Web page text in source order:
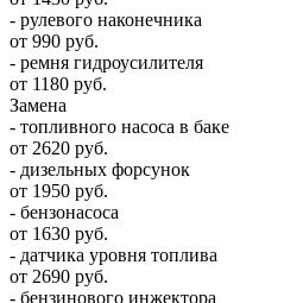
- рулевого наконечника
от 990 руб.
- ремня гидроусилителя
от 1180 руб.
Замена
- топливного насоса в баке
от 2620 руб.
- дизельных форсунок
от 1950 руб.
- бензонасоса
от 1630 руб.
- датчика уровня топлива
от 2690 руб.
- бензинового инжектора